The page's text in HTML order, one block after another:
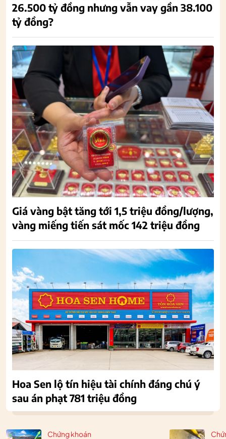
Chứng khoán
26.500 tỷ đồng nhưng vẫn vay gần 38.100
tỷ đồng?
Giá vàng bật tăng tới 1,5 triệu đồng/lượng,
vàng miếng tiến sát mốc 142 triệu đồng
Hoa Sen lộ tín hiệu tài chính đáng chú ý
sau án phạt 781 triệu đồng